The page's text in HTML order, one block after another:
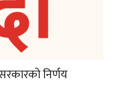
निर्णय